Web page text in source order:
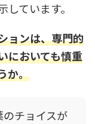
ています。
ョンは、専門的
においても慎重
か。
チョイスが